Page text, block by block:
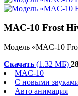
MAC-10 Frost
Модель «MAC-10
Скачать (1.32 МБ)
MAC-10
С новыми звуками
Авто анимация